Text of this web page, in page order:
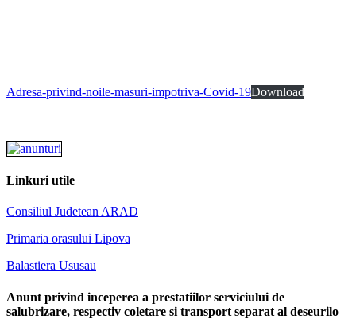
Adresa-privind-noile-masuri-impotriva-Covid-19Download
Linkuri utile
Consiliul Judetean ARAD
Primaria orasului Lipova
Balastiera Ususau
Anunt privind inceperea a prestatiilor serviciului de
salubrizare, respectiv coletare si transport separat al deseurilo